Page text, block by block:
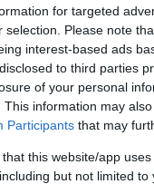
for targeted
selection. Please note
interest-based ads
to third parties
of your personal
This information may
Participants that may
that this website/app
but not limited
ευκαιριών